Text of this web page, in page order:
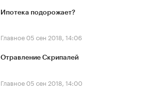
Ипотека подорожает?
Главное 05 сен 2018, 14:06
Отравление Скрипалей
Главное 05 сен 2018, 14:00